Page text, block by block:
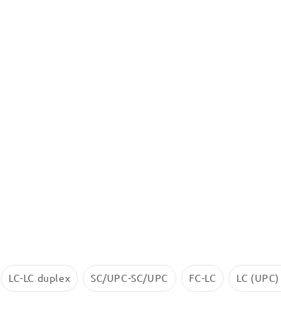
LC-LC duplex SC/UPC-SC/UPC FC-LC LC